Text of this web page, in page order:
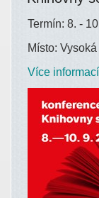
Termín: 8. -
Místo:
Více informací